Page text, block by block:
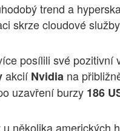
trend a
skrze cloudové
posílili své pozitivní
akciíNvidia na
uzavření burzy 186
několika amerických